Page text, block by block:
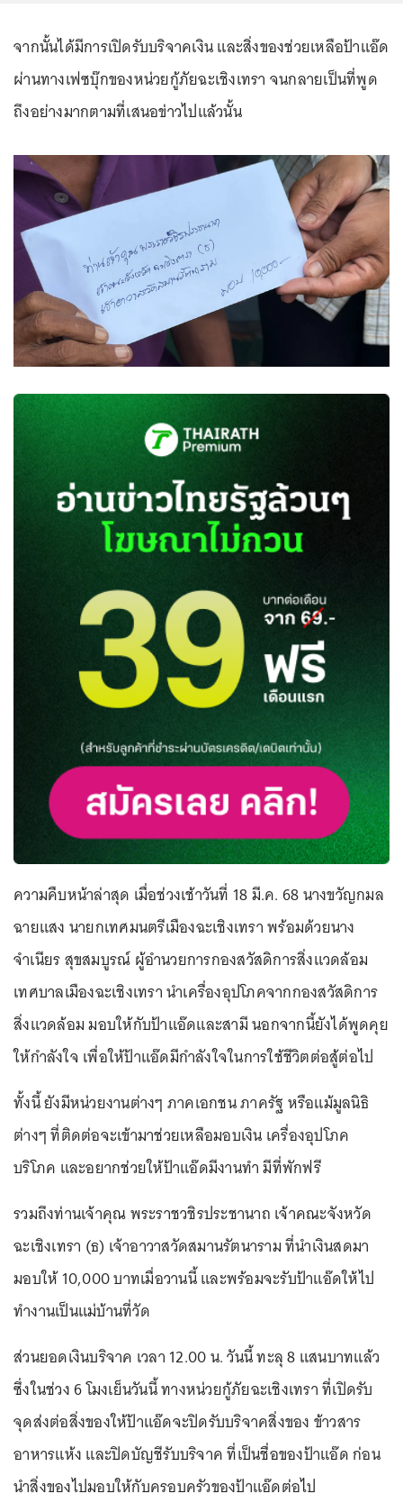
จากนั้นได้มีการเปิดรับบริจาคเงิน และสิ่งของช่วยเหลือป้าแอ๊ด
ผ่านทางเฟซบุ๊กของหน่วยกู้ภัยฉะเชิงเทรา จนกลายเป็นที่พูด
ถึงอย่างมากตามที่เสนอข่าวไปแล้วนั้น
ความคืบหน้าล่าสุด เมื่อช่วงเช้าวันที่ 18 มี.ค. 68 นางขวัญกมล
ฉายแสง นายกเทศมนตรีเมืองฉะเชิงเทรา พร้อมด้วยนาง
จำเนียร สุขสมบูรณ์ ผู้อำนวยการกองสวัสดิการสิ่งแวดล้อม
เทศบาลเมืองฉะเชิงเทรา นำเครื่องอุปโภคจากกองสวัสดิการ
สิ่งแวดล้อม มอบให้กับป้าแอ๊ดและสามี นอกจากนี้ยังได้พูดคุย
ให้กำลังใจ เพื่อให้ป้าแอ๊ดมีกำลังใจในการใช้ชีวิตต่อสู้ต่อไป
ทั้งนี้ ยังมีหน่วยงานต่างๆ ภาคเอกชน ภาครัฐ หรือแม้มูลนิธิ
ต่างๆ ที่ติดต่อจะเข้ามาช่วยเหลือมอบเงิน เครื่องอุปโภค
บริโภค และอยากช่วยให้ป้าแอ๊ดมีงานทำ มีที่พักฟรี
รวมถึงท่านเจ้าคุณ พระราชวชิรประชานาถ เจ้าคณะจังหวัด
ฉะเชิงเทรา (ธ) เจ้าอาวาสวัดสมานรัตนาราม ที่นำเงินสดมา
มอบให้ 10,000 บาทเมื่อวานนี้ และพร้อมจะรับป้าแอ๊ดให้ไป
ทำงานเป็นแม่บ้านที่วัด
ส่วนยอดเงินบริจาค เวลา 12.00 น. วันนี้ ทะลุ 8 แสนบาทแล้ว
ซึ่งในช่วง 6 โมงเย็นวันนี้ ทางหน่วยกู้ภัยฉะเชิงเทรา ที่เปิดรับ
จุดส่งต่อสิ่งของให้ป้าแอ๊ดจะปิดรับบริจาคสิ่งของ ข้าวสาร
อาหารแห้ง และปิดบัญชีรับบริจาค ที่เป็นชื่อของป้าแอ๊ด ก่อน
นำสิ่งของไปมอบให้กับครอบครัวของป้าแอ๊ดต่อไป